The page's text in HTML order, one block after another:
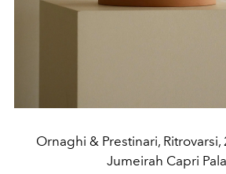
Ornaghi & Prestinari,
Jumeirah Capri